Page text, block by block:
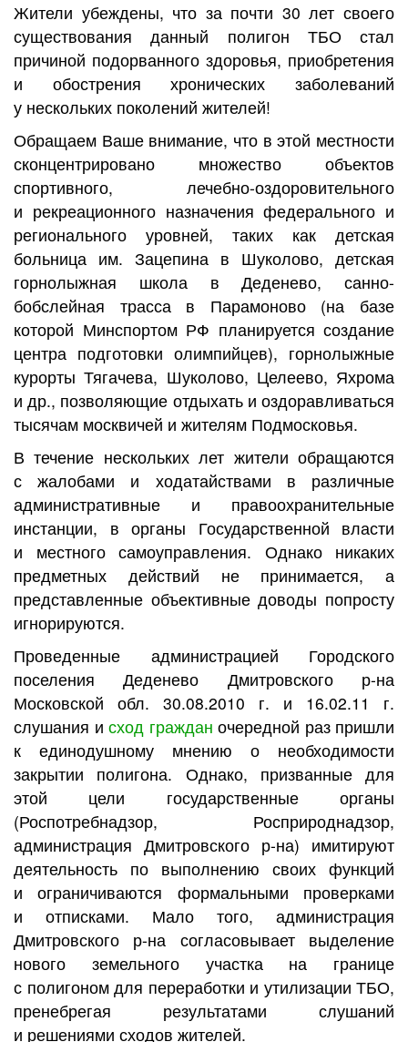
Жители убеждены, что за почти 30 лет своего
существования данный полигон ТБО стал
причиной подорванного здоровья, приобретения
и обострения хронических заболеваний
у нескольких поколений жителей!
Обращаем Ваше внимание, что в этой местности
сконцентрировано множество объектов
спортивного, лечебно-оздоровительного
и рекреационного назначения федерального и
регионального уровней, таких как детская
больница им. Зацепина в Шуколово, детская
горнолыжная школа в Деденево, санно-
бобслейная трасса в Парамоново (на базе
которой Минспортом РФ планируется создание
центра подготовки олимпийцев), горнолыжные
курорты Тягачева, Шуколово, Целеево, Яхрома
и др., позволяющие отдыхать и оздоравливаться
тысячам москвичей и жителям Подмосковья.
В течение нескольких лет жители обращаются
с жалобами и ходатайствами в различные
административные и правоохранительные
инстанции, в органы Государственной власти
и местного самоуправления. Однако никаких
предметных действий не принимается, а
представленные объективные доводы попросту
игнорируются.
Проведенные администрацией Городского
поселения Деденево Дмитровского р-на
Московской обл. 30.08.2010 г. и 16.02.11 г.
слушания и сход граждан очередной раз пришли
к единодушному мнению о необходимости
закрытии полигона. Однако, призванные для
этой цели государственные органы
(Роспотребнадзор, Росприроднадзор,
администрация Дмитровского р-на) имитируют
деятельность по выполнению своих функций
и ограничиваются формальными проверками
и отписками. Мало того, администрация
Дмитровского р-на согласовывает выделение
нового земельного участка на границе
с полигоном для переработки и утилизации ТБО,
пренебрегая результатами слушаний
и решениями сходов жителей.